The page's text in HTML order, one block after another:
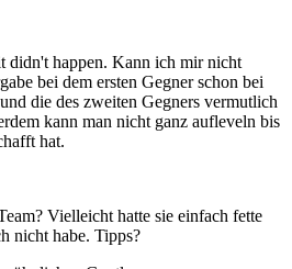
didn't happen. Kann ich mir nicht
bei dem ersten Gegner schon bei
die des zweiten Gegners vermutlich
kann man nicht ganz aufleveln bis
hat.
Vielleicht hatte sie einfach fette
nicht habe. Tipps?